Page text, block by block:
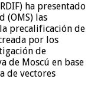
ha presentado
(OMS) las
precalificación de
por los
de
de Moscú en base
de vectores